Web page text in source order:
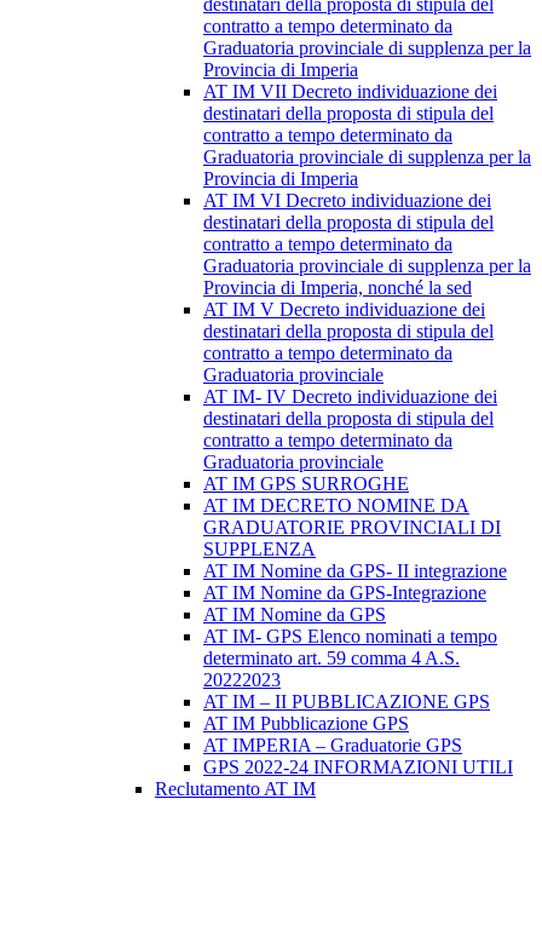
destinatari della proposta di stipula del
contratto a tempo determinato da
Graduatoria provinciale di supplenza per la
Provincia di Imperia
AT IM VII Decreto individuazione dei
destinatari della proposta di stipula del
contratto a tempo determinato da
Graduatoria provinciale di supplenza per la
Provincia di Imperia
AT IM VI Decreto individuazione dei
destinatari della proposta di stipula del
contratto a tempo determinato da
Graduatoria provinciale di supplenza per la
Provincia di Imperia, nonché la sed
AT IM V Decreto individuazione dei
destinatari della proposta di stipula del
contratto a tempo determinato da
Graduatoria provinciale
AT IM- IV Decreto individuazione dei
destinatari della proposta di stipula del
contratto a tempo determinato da
Graduatoria provinciale
AT IM GPS SURROGHE
AT IM DECRETO NOMINE DA
GRADUATORIE PROVINCIALI DI
SUPPLENZA
AT IM Nomine da GPS- II integrazione
AT IM Nomine da GPS-Integrazione
AT IM Nomine da GPS
AT IM- GPS Elenco nominati a tempo
determinato art. 59 comma 4 A.S.
20222023
AT IM – II PUBBLICAZIONE GPS
AT IM Pubblicazione GPS
AT IMPERIA – Graduatorie GPS
GPS 2022-24 INFORMAZIONI UTILI
Reclutamento AT IM